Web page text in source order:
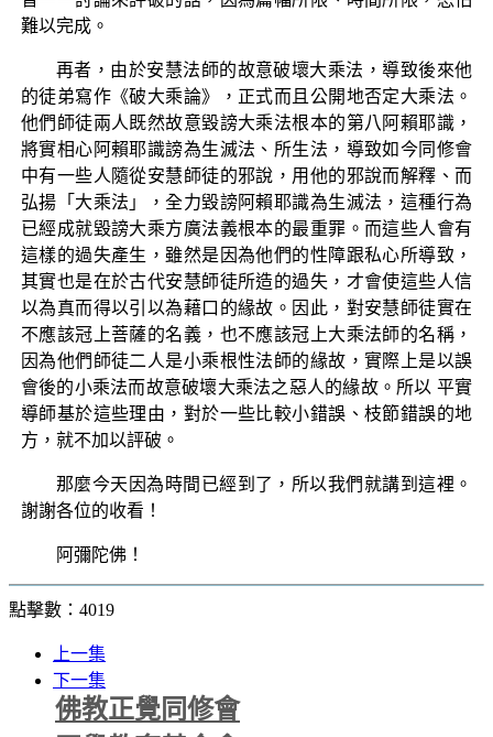
難以完成。
再者，由於安慧法師的故意破壞大乘法，導致後來他
的徒弟寫作《破大乘論》，正式而且公開地否定大乘法。
他們師徒兩人既然故意毀謗大乘法根本的第八阿賴耶識，
將實相心阿賴耶識謗為生滅法、所生法，導致如今同修會
中有一些人隨從安慧師徒的邪說，用他的邪說而解釋、而
弘揚「大乘法」，全力毀謗阿賴耶識為生滅法，這種行為
已經成就毀謗大乘方廣法義根本的最重罪。而這些人會有
這樣的過失產生，雖然是因為他們的性障跟私心所導致，
其實也是在於古代安慧師徒所造的過失，才會使這些人信
以為真而得以引以為藉口的緣故。因此，對安慧師徒實在
不應該冠上菩薩的名義，也不應該冠上大乘法師的名稱，
因為他們師徒二人是小乘根性法師的緣故，實際上是以誤
會後的小乘法而故意破壞大乘法之惡人的緣故。所以 平實
導師基於這些理由，對於一些比較小錯誤、枝節錯誤的地
方，就不加以評破。
那麼今天因為時間已經到了，所以我們就講到這裡。
謝謝各位的收看！
阿彌陀佛！
點擊數：4019
上一集
下一集
佛教正覺同修會